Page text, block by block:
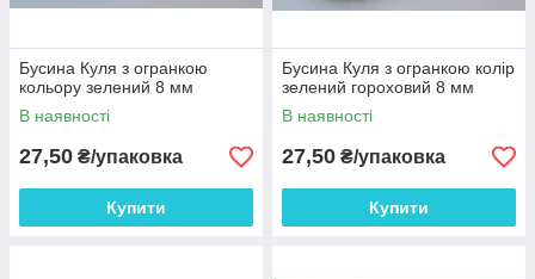
Бусина Куля з огранкою
кольору зелений 8 мм
В наявності
27,50 ₴/упаковка
Купити
Бусина Куля з огранкою колір
зелений гороховий 8 мм
В наявності
27,50 ₴/упаковка
Купити